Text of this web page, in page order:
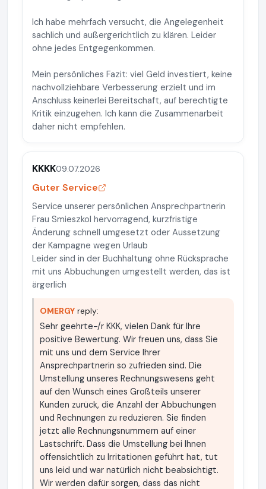
Ich habe mehrfach versucht, die Angelegenheit
sachlich und außergerichtlich zu klären. Leider
ohne jedes Entgegenkommen.
Mein persönliches Fazit: viel Geld investiert, keine
nachvollziehbare Verbesserung erzielt und im
Anschluss keinerlei Bereitschaft, auf berechtigte
Kritik einzugehen. Ich kann die Zusammenarbeit
daher nicht empfehlen.
KKKK09.07.2026
Guter Service
Service unserer persönlichen Ansprechpartnerin
Frau Smieszkol hervorragend, kurzfristige
Änderung schnell umgesetzt oder Aussetzung
der Kampagne wegen Urlaub
Leider sind in der Buchhaltung ohne Rücksprache
mit uns Abbuchungen umgestellt werden, das ist
ärgerlich
OMERGY reply:
Sehr geehrte-/r KKK, vielen Dank für Ihre
positive Bewertung. Wir freuen uns, dass Sie
mit uns und dem Service Ihrer
Ansprechpartnerin so zufrieden sind. Die
Umstellung unseres Rechnungswesens geht
auf den Wunsch eines Großteils unserer
Kunden zurück, die Anzahl der Abbuchungen
und Rechnungen zu reduzieren. Sie finden
jetzt alle Rechnungsnummern auf einer
Lastschrift. Dass die Umstellung bei Ihnen
offensichtlich zu Irritationen geführt hat, tut
uns leid und war natürlich nicht beabsichtigt.
Wir werden dafür sorgen, dass das nicht